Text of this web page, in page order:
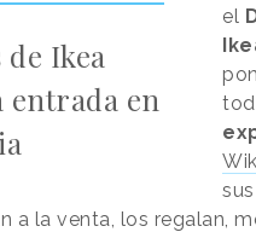
de Ikea
en
el
a la venta, los regalan,